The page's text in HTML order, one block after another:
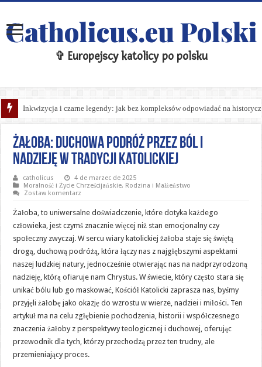
Catholicus.eu Polski
✞ Europejscy katolicy po polsku
Inkwizycja i czarne legendy: jak bez kompleksów odpowiadać na
Żałoba: Duchowa Podróż Przez Ból i
Nadzieję w Tradycji Katolickiej
catholicus
4 de marzec de 2025
Moralność i Życie Chrześcijańskie, Rodzina i Małżeństwo
Zostaw komentarz
Żałoba, to uniwersalne doświadczenie, które dotyka każdego
człowieka, jest czymś znacznie więcej niż stan emocjonalny czy
społeczny zwyczaj. W sercu wiary katolickiej żałoba staje się świętą
drogą, duchową podróżą, która łączy nas z najgłębszymi aspektami
naszej ludzkiej natury, jednocześnie otwierając nas na nadprzyrodzoną
nadzieję, którą ofiaruje nam Chrystus. W świecie, który często stara się
unikać bólu lub go maskować, Kościół Katolicki zaprasza nas, byśmy
przyjęli żałobę jako okazję do wzrostu w wierze, nadziei i miłości. Ten
artykuł ma na celu zgłębienie pochodzenia, historii i współczesnego
znaczenia żałoby z perspektywy teologicznej i duchowej, oferując
przewodnik dla tych, którzy przechodzą przez ten trudny, ale
przemieniający proces.